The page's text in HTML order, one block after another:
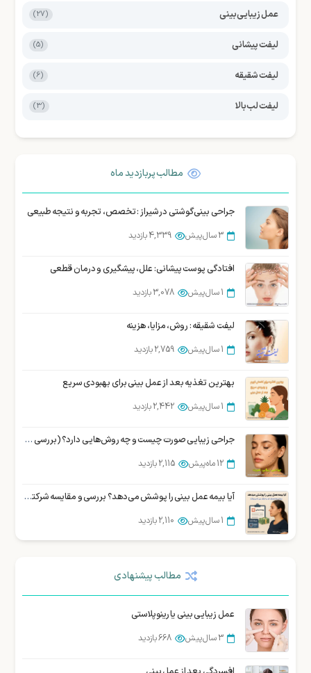
عمل زیبایی بینی (27)
لیفت پیشانی (5)
لیفت شقیقه (6)
لیفت لب بالا (3)
مطالب پربازدید ماه
جراحی بینی گوشتی در شیراز : تخصص، تجربه و نتیجه طبیعی
3 سال پیش 4,339 بازدید
افتادگی پوست پیشانی: علل، پیشگیری و درمان قطعی
1 سال پیش 3,078 بازدید
لیفت شقیقه : روش، مزایا، هزینه
1 سال پیش 2,759 بازدید
بهترین تغذیه بعد از عمل بینی برای بهبودی سریع
1 سال پیش 2,442 بازدید
جراحی زیبایی صورت چیست و چه روش‌هایی دارد؟ (بررسی تخصصی)
12 ماه پیش 2,115 بازدید
آیا بیمه عمل بینی را پوشش می‌دهد؟ بررسی و مقایسه شرکتهای بیمه در ایران
1 سال پیش 2,110 بازدید
2,084 بازدید
سوالات متداول زیباجویان درباره عمل سانترال لب
12 ماه پیش 2,002 بازدید
10 سوالی که قبل از عمل بینی باید از جراح خود بپرسید
مطالب پیشنهادی
عمل زیبایی بینی یا رینوپلاستی
3 سال پیش 668 بازدید